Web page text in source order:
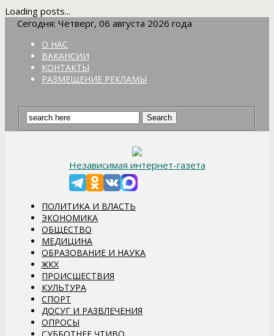
Loading posts...
Сегодня: Четверг, 06 августа 2026 года
О НАС
ВАКАНСИИ
КОНТАКТЫ
РАЗМЕЩЕНИЕ РЕКЛАМЫ
Независимая интернет-газета
ПОЛИТИКА И ВЛАСТЬ
ЭКОНОМИКА
ОБЩЕСТВО
МЕДИЦИНА
ОБРАЗОВАНИЕ И НАУКА
ЖКХ
ПРОИСШЕСТВИЯ
КУЛЬТУРА
СПОРТ
ДОСУГ И РАЗВЛЕЧЕНИЯ
ОПРОСЫ
СУББОТНЕЕ ЧТИВО